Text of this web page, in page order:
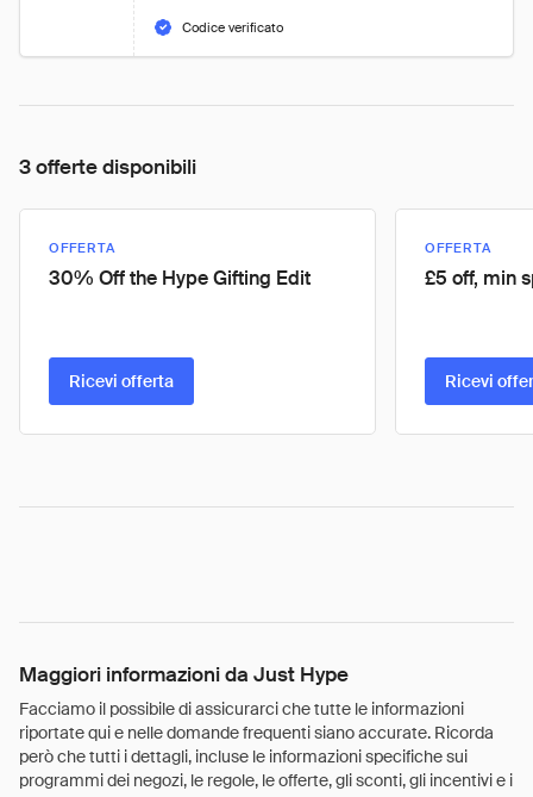
Codice verificato
3 offerte disponibili
OFFERTA
30% Off the Hype Gifting Edit
Ricevi offerta
OFFERTA
£5 off, min
Ricevi
Maggiori informazioni da Just Hype
Facciamo il possibile di assicurarci che tutte le informazioni
riportate qui e nelle domande frequenti siano accurate. Ricorda
però che tutti i dettagli, incluse le informazioni specifiche sui
programmi dei negozi, le regole, le offerte, gli sconti, gli incentivi e i